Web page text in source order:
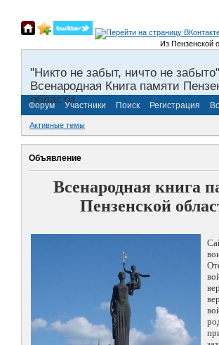
Из Пензенской
"Никто не забыт, ничто не
Всенародная Книга памяти
области.
Форум Участники Поиск Регистрация
Активные темы
Объявление
Всенародная книга
Пензенской